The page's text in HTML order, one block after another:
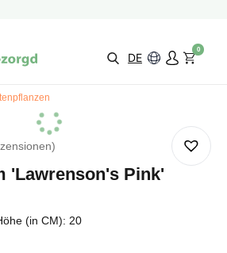
Wähle selbst
DE
0
'Lawrenson's Pink'
(in CM): 20